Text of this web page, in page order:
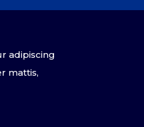
adipiscing
mattis,